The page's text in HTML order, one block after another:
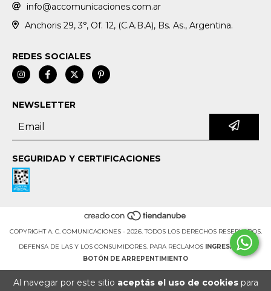
Al navegar por este sitio aceptás el uso de cookiespara
info@accomunicaciones.com.ar
Anchoris 29, 3°, Of. 12, (C.A.B.A), Bs. As., Argentina.
REDES SOCIALES
NEWSLETTER
SEGURIDAD Y CERTIFICACIONES
COPYRIGHT A. C. COMUNICACIONES - 2026. TODOS LOS DERECHOS RESERVADOS.
DEFENSA DE LAS Y LOS CONSUMIDORES. PARA RECLAMOS
INGRESÁ ACÁ.
BOTÓN DE ARREPENTIMIENTO